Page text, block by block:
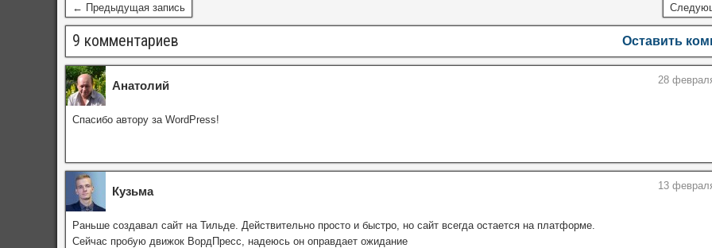
← Предыдущая запись
9 комментариев Оставить
Анатолий 28
Спасибо автору за WordPress!
Кузьма 13
Раньше создавал сайт на Тильде. Действительно просто и быстро, но сайт всегда остается на платформе.
Сейчас пробую движок ВордПресс, надеюсь он оправдает ожидание